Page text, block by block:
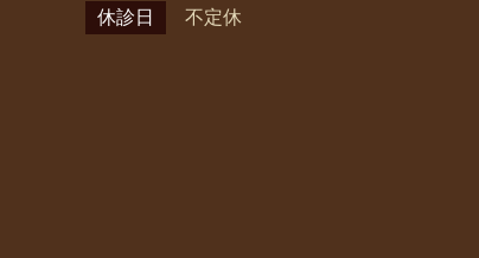
休診日
不定休